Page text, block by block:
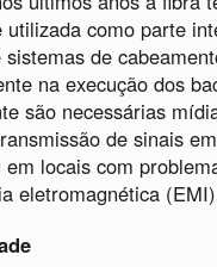
utilizada como parte
sistemas de
na execução dos
são necessárias
de sinais
em locais com
eletromagnética